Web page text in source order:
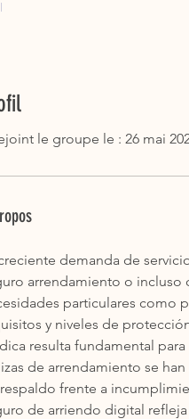
le groupe le : 26 mai
demanda de
arrendamiento o incluso
particulares como
y niveles de
resulta fundamental
de arrendamiento se
frente a
de arriendo digital